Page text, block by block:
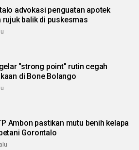
advokasi penguatan apotek
rujuk balik di puskesmas
"strong point" rutin cegah
di Bone Bolango
Ambon pastikan mutu benih kelapa
Gorontalo